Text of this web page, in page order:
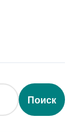
Поиск